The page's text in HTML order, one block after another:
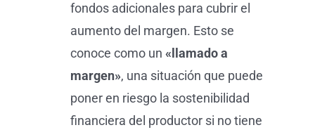
fondos adicionales para cubrir el
aumento del margen. Esto se
conoce como un «llamado a
margen», una situación que puede
poner en riesgo la sostenibilidad
financiera del productor si no tiene